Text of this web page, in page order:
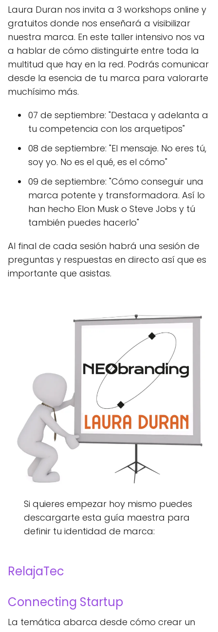
Laura Duran nos invita a 3 workshops online y
gratuitos donde nos enseñará a visibilizar
nuestra marca. En este taller intensivo nos va
a hablar de cómo distinguirte entre toda la
multitud que hay en la red. Podrás comunicar
desde la esencia de tu marca para valorarte
muchísimo más.
07 de septiembre: "Destaca y adelanta a
tu competencia con los arquetipos"
08 de septiembre: "El mensaje. No eres tú,
soy yo. No es el qué, es el cómo"
09 de septiembre: "Cómo conseguir una
marca potente y transformadora. Así lo
han hecho Elon Musk o Steve Jobs y tú
también puedes hacerlo"
Al final de cada sesión habrá una sesión de
preguntas y respuestas en directo así que es
importante que asistas.
Si quieres empezar hoy mismo puedes
descargarte esta guía maestra para
definir tu identidad de marca:
RelajaTec
Connecting Startup
La temática abarca desde cómo crear un